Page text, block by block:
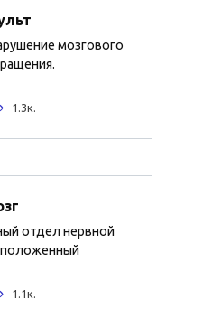
мозгового
1.3к.
отдел нервной
1.1к.